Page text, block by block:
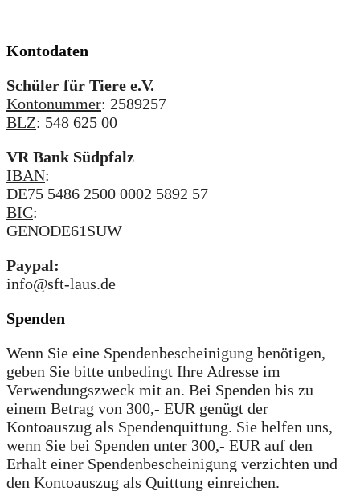
Kontodaten
Schüler für Tiere e.V.
Kontonummer: 2589257
BLZ: 548 625 00
VR Bank Südpfalz
IBAN:
DE75 5486 2500 0002 5892 57
BIC:
GENODE61SUW
Paypal:
info@sft-laus.de
Spenden
Wenn Sie eine Spendenbescheinigung benötigen,
geben Sie bitte unbedingt Ihre Adresse im
Verwendungszweck mit an. Bei Spenden bis zu
einem Betrag von 300,- EUR genügt der
Kontoauszug als Spendenquittung. Sie helfen uns,
wenn Sie bei Spenden unter 300,- EUR auf den
Erhalt einer Spendenbescheinigung verzichten und
den Kontoauszug als Quittung einreichen.